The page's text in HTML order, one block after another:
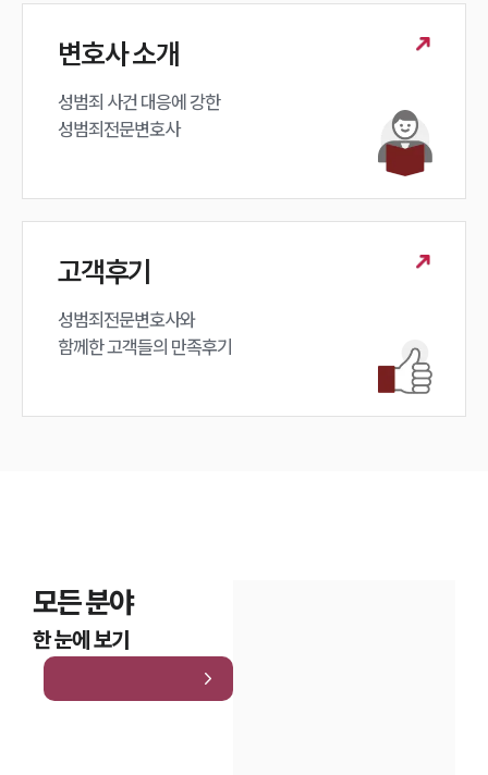
변호사 소개
성범죄 사건 대응에 강한
성범죄전문변호사
고객후기
성범죄전문변호사와
함께한 고객들의 만족후기
모든 분야
한 눈에 보기